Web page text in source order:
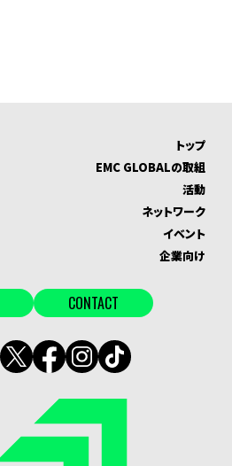
トップ
EMC GLOBALの取組
活動
ネットワーク
イベント
企業向け
CONTACT